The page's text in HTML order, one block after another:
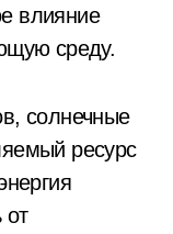
влияние
среду.
солнечные
ресурс
от